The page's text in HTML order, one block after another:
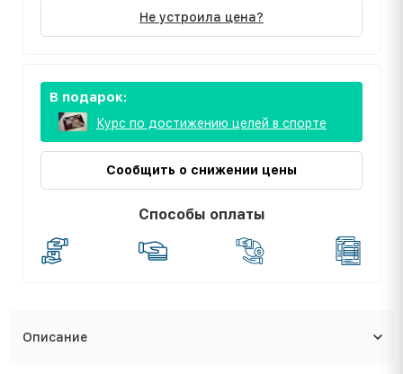
Не устроила цена?
В подарок:
Курс по достижению целей в спорте
Сообщить о снижении цены
Способы оплаты
Описание